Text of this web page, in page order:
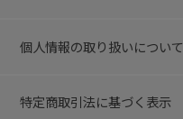
個人情報の取り扱いについて
特定商取引法に基づく表示